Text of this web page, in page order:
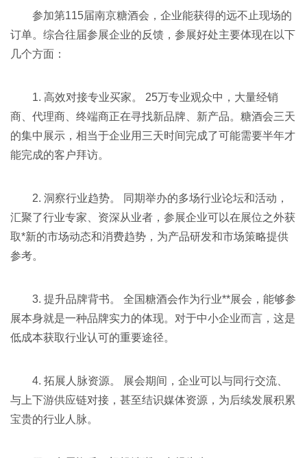
参加第115届南京糖酒会，企业能获得的远不止现场的
订单。综合往届参展企业的反馈，参展好处主要体现在以下
几个方面：
1. 高效对接专业买家。 25万专业观众中，大量经销
商、代理商、终端商正在寻找新品牌、新产品。糖酒会三天
的集中展示，相当于企业用三天时间完成了可能需要半年才
能完成的客户拜访。
2. 洞察行业趋势。 同期举办的多场行业论坛和活动，
汇聚了行业专家、资深从业者，参展企业可以在展位之外获
取*新的市场动态和消费趋势，为产品研发和市场策略提供
参考。
3. 提升品牌背书。 全国糖酒会作为行业**展会，能够参
展本身就是一种品牌实力的体现。对于中小企业而言，这是
低成本获取行业认可的重要途径。
4. 拓展人脉资源。 展会期间，企业可以与同行交流、
与上下游供应链对接，甚至结识媒体资源，为后续发展积累
宝贵的行业人脉。